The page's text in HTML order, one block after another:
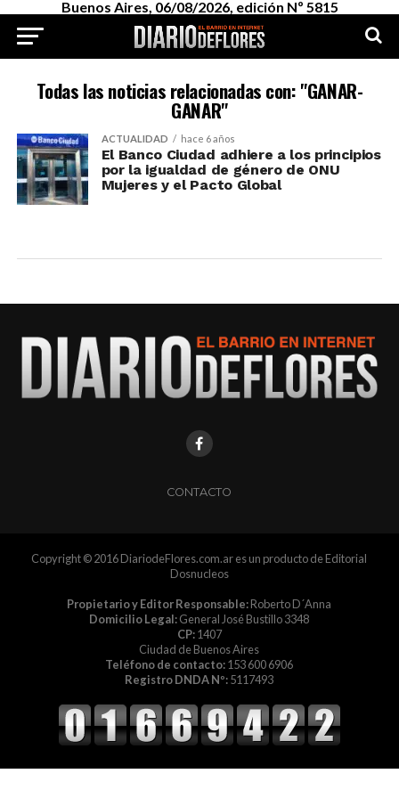
Buenos Aires, 06/08/2026, edición Nº 5815
Todas las noticias relacionadas con: "GANAR-
GANAR"
ACTUALIDAD hace 6 años
El Banco Ciudad adhiere a los principios
por la igualdad de género de ONU
Mujeres y el Pacto Global
CONTACTO
Copyright © 2016 DiariodeFlores.com.ar es un producto de Editorial
Dosnucleos
Propietario y Editor Responsable:Roberto D´Anna
Domicilio Legal:General José Bustillo 3348
CP:1407
Ciudad de Buenos Aires
Teléfono de contacto:153 600 6906
Registro DNDA Nº:5117493